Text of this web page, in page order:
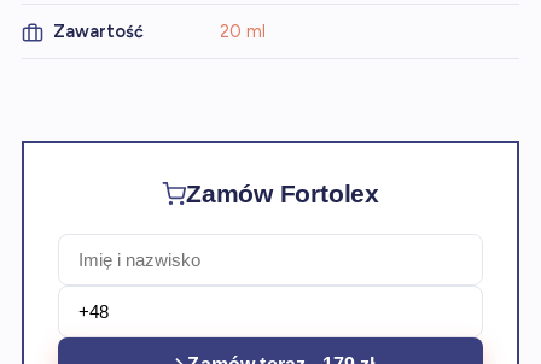
Zawartość 20 ml
Zamów Fortolex